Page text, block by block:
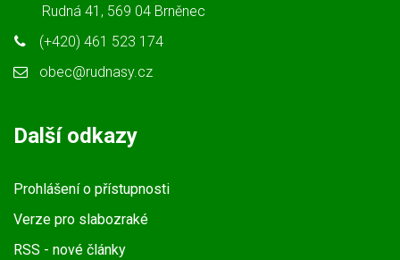
Rudná 41, 569 04 Brněnec
(+420) 461 523 174
obec@rudnasy.cz
Další odkazy
Prohlášení o přístupnosti
Verze pro slabozraké
RSS - nové články